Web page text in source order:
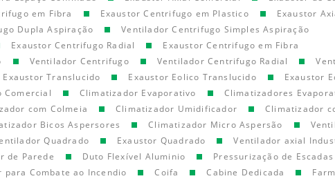
em Fibra Exaustor Centrifugo em Plastico
Exaustor
Dupla Aspiração
Ventilador Centrifugo Simples Aspiração
Exaustor Centrifugo Radial
Exaustor Centrifugo em Fibra
Ventilador Centrifugo Ventilador Centrifugo Radial
Exaustor Translucido Exaustor Eolico Translucido
Exaustor
Comercial Climatizador Evaporativo
Climatizadores
com Colmeia Climatizador Umidificador
Climatizador
Bicos Aspersores Climatizador Micro Aspersão
Quadrado Exaustor Quadrado
Ventilador axial
de Parede Duto Flexível Aluminio
Pressurização de Escadas
para Combate ao Incendio Coifa Cabine Dedicada